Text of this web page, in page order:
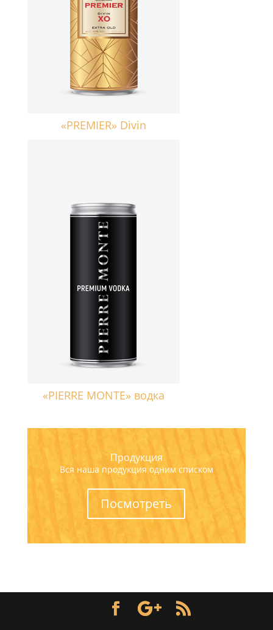
«PREMIER» Divin
«PIERRE MONTE» водка
Продукция
Вся наша продукция одним списком
Посмотреть